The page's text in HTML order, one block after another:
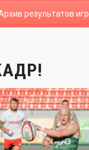
результатов игр